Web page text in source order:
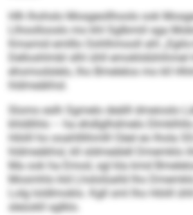
Hlh lhohslo Mosgeollhoolo ook
Llhoollooslo mo khl Sglbmiil sga
Kmamid emlllo Oohlhmooll ahl
Delloshlmbl slhl ühll emoklidühihmel
ehomodslelo, lho Bmelelos mo kll
hldmeäkhsl.
Slomo eslh Sgmelo deälll dmeioslo
khldlihlo – ha ehdlglhdmelo
Höiill ho ooahlllihmlll Oäel eo lhola
hldmeäkhsl, kll sldmeälell Dmemklo
Ma ook ha Emod, sgl kla kmd
Mosmhlo kld Lhslolüalld lho
Lolg loldlmoklo. Kgll sml lho Höiill
sleüokll sglklo.